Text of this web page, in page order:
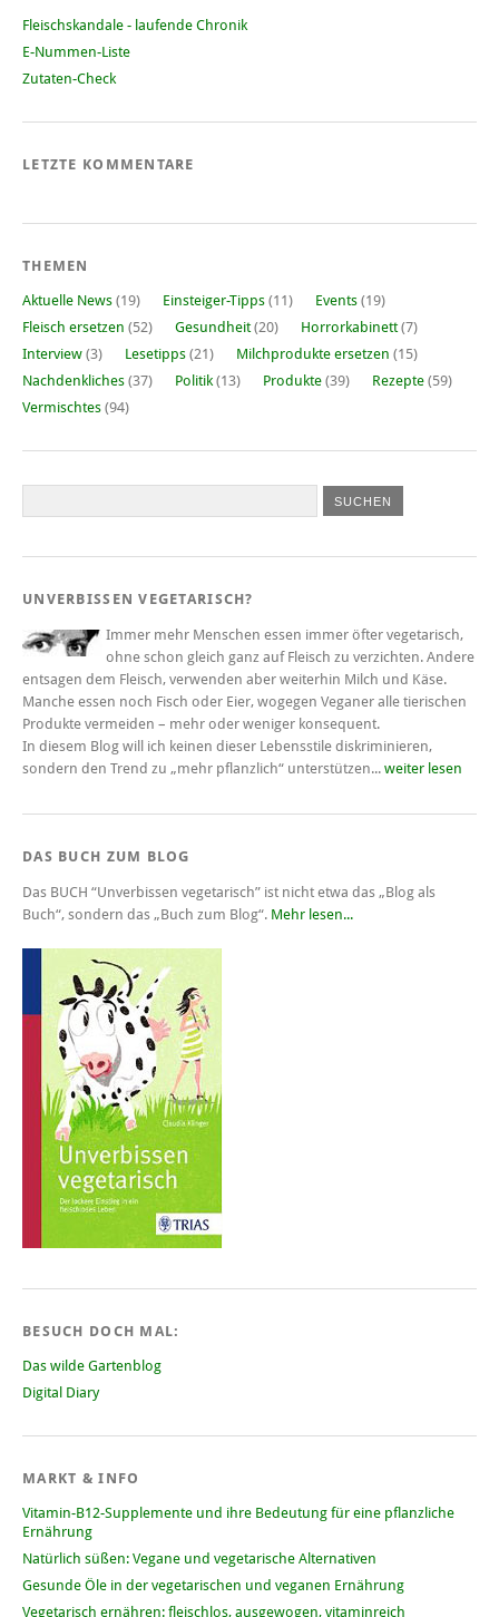
Fleischskandale - laufende Chronik
E-Nummen-Liste
Zutaten-Check
LETZTE KOMMENTARE
THEMEN
Aktuelle News (19) Einsteiger-Tipps (11) Events (19)
Fleisch ersetzen (52) Gesundheit (20) Horrorkabinett (7)
Interview (3) Lesetipps (21) Milchprodukte ersetzen (15)
Nachdenkliches (37) Politik (13) Produkte (39) Rezepte (59)
Vermischtes (94)
UNVERBISSEN VEGETARISCH?
Immer mehr Menschen essen immer öfter vegetarisch,
ohne schon gleich ganz auf Fleisch zu verzichten. Andere
entsagen dem Fleisch, verwenden aber weiterhin Milch und Käse.
Manche essen noch Fisch oder Eier, wogegen Veganer alle tierischen
Produkte vermeiden – mehr oder weniger konsequent.
In diesem Blog will ich keinen dieser Lebensstile diskriminieren,
sondern den Trend zu „mehr pflanzlich“ unterstützen... weiter lesen
DAS BUCH ZUM BLOG
Das BUCH “Unverbissen vegetarisch” ist nicht etwa das „Blog als
Buch“, sondern das „Buch zum Blog“. Mehr lesen...
BESUCH DOCH MAL:
Das wilde Gartenblog
Digital Diary
MARKT & INFO
Vitamin-B12-Supplemente und ihre Bedeutung für eine pflanzliche
Ernährung
Natürlich süßen: Vegane und vegetarische Alternativen
Gesunde Öle in der vegetarischen und veganen Ernährung
Vegetarisch ernähren: fleischlos, ausgewogen, vitaminreich